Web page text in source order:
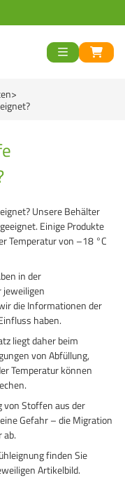
Unsere Behälter
Einige Produkte
Temperatur von –18 °C
in der
jeweiligen
die Informationen der
haben.
liegt daher beim
von Abfüllung,
Temperatur können
von Stoffen aus der
Gefahr – die Migration
finden Sie
Artikelbild.
Red Line
Blue Line
Gefahrgut Eimer
GrassBased Eimer
White Line
Für Tiefkühlung
Mehrweg
E2-Euronorm
NatureBased 50+
Mehrweg
<
Zurück
Eimer